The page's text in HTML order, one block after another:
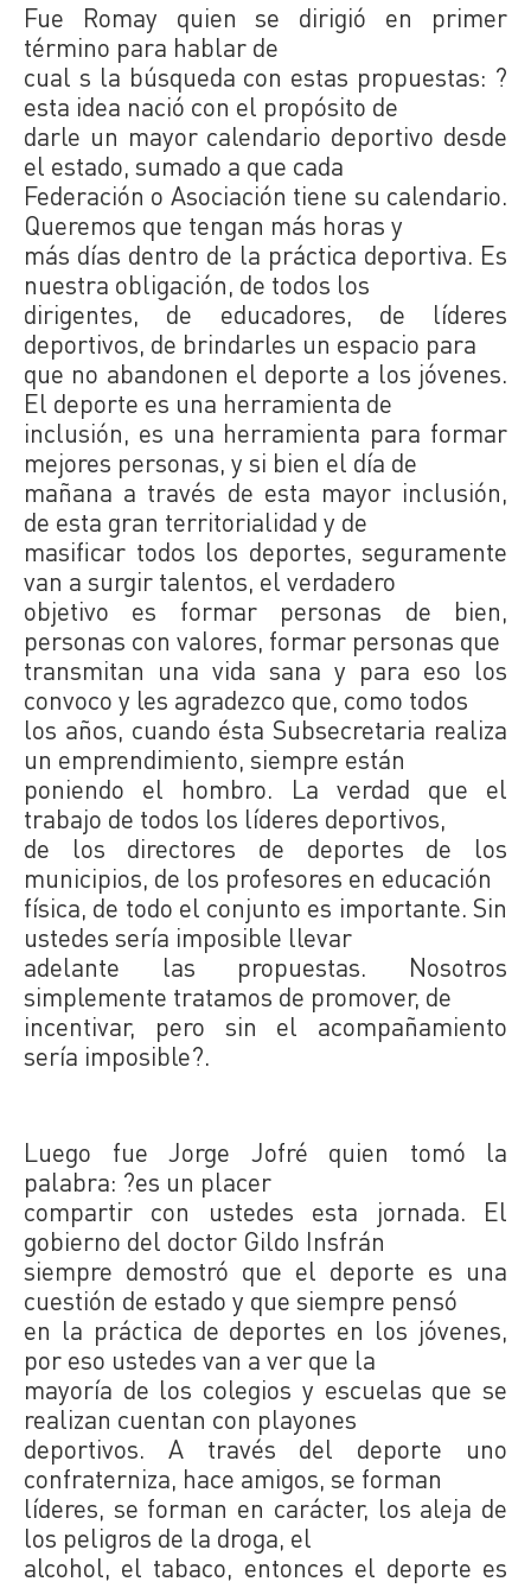
Fue Romay quien se dirigió en primer
término para hablar de
cual s la búsqueda con estas propuestas: ?
esta idea nació con el propósito de
darle un mayor calendario deportivo desde
el estado, sumado a que cada
Federación o Asociación tiene su calendario.
Queremos que tengan más horas y
más días dentro de la práctica deportiva. Es
nuestra obligación, de todos los
dirigentes, de educadores, de líderes
deportivos, de brindarles un espacio para
que no abandonen el deporte a los jóvenes.
El deporte es una herramienta de
inclusión, es una herramienta para formar
mejores personas, y si bien el día de
mañana a través de esta mayor inclusión,
de esta gran territorialidad y de
masificar todos los deportes, seguramente
van a surgir talentos, el verdadero
objetivo es formar personas de bien,
personas con valores, formar personas que
transmitan una vida sana y para eso los
convoco y les agradezco que, como todos
los años, cuando ésta Subsecretaria realiza
un emprendimiento, siempre están
poniendo el hombro. La verdad que el
trabajo de todos los líderes deportivos,
de los directores de deportes de los
municipios, de los profesores en educación
física, de todo el conjunto es importante. Sin
ustedes sería imposible llevar
adelante las propuestas. Nosotros
simplemente tratamos de promover, de
incentivar, pero sin el acompañamiento
sería imposible?.
Luego fue Jorge Jofré quien tomó la
palabra: ?es un placer
compartir con ustedes esta jornada. El
gobierno del doctor Gildo Insfrán
siempre demostró que el deporte es una
cuestión de estado y que siempre pensó
en la práctica de deportes en los jóvenes,
por eso ustedes van a ver que la
mayoría de los colegios y escuelas que se
realizan cuentan con playones
deportivos. A través del deporte uno
confraterniza, hace amigos, se forman
líderes, se forman en carácter, los aleja de
los peligros de la droga, el
alcohol, el tabaco, entonces el deporte es